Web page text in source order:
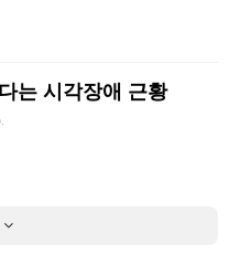
는 시각장애 근황